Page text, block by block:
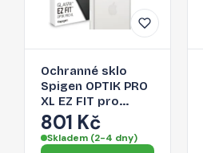
Ochranné sklo
Spigen OPTIK PRO
XL EZ FIT pro
iPhone 17 Pro Max -
stříbrné
801 Kč
Skladem (2-4 dny)